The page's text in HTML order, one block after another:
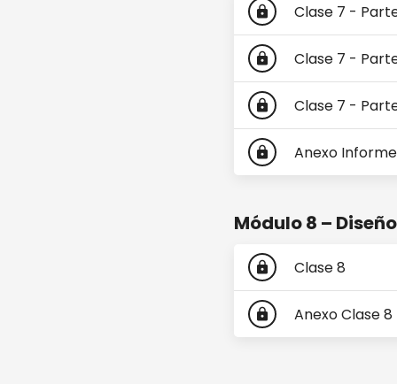
lock Clase 7 -
lock Clase 7 -
lock Clase 7 -
lock Anexo
Módulo 8 –
lock Clase 8
lock Anexo Clase 8